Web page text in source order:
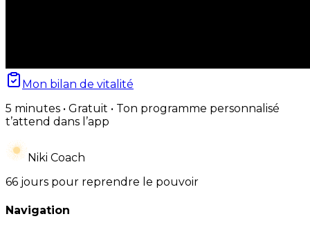
Mon bilan de vitalité
5 minutes • Gratuit • Ton programme personnalisé
t’attend dans l’app
Niki Coach
66 jours pour reprendre le pouvoir
Navigation